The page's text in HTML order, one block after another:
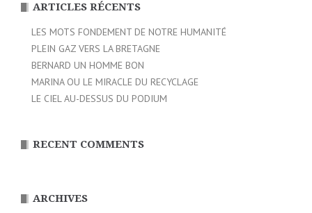
ARTICLES RÉCENTS
LES MOTS FONDEMENT DE NOTRE HUMANITÉ
PLEIN GAZ VERS LA BRETAGNE
BERNARD UN HOMME BON
MARINA OU LE MIRACLE DU RECYCLAGE
LE CIEL AU-DESSUS DU PODIUM
RECENT COMMENTS
ARCHIVES